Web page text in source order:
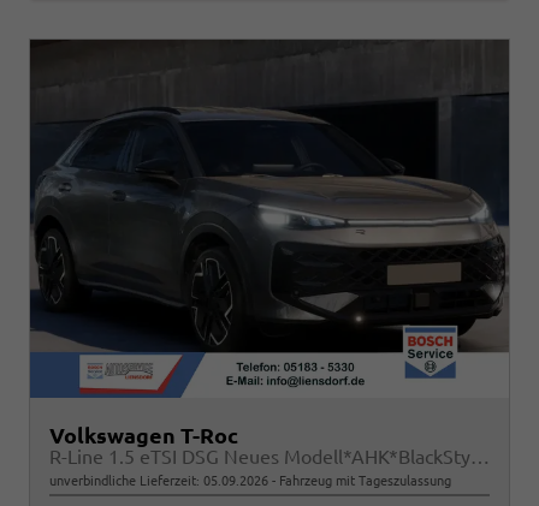
Volkswagen T-Roc
R-Line 1.5 eTSI DSG Neues Modell*AHK*BlackStyle*Matrix*19"*Android Auto*EasyOpen*SHZ*Kamera*ParkAsstPro*ACC*Keyless
unverbindliche Lieferzeit: 05.09.2026 Fahrzeug mit Tageszulassung